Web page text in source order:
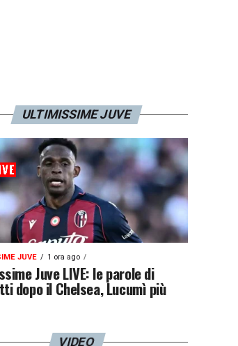
ULTIMISSIME JUVE
JUVE 1 ora ago
Juve LIVE: le parole di
dopo il Chelsea, Lucumì più
VIDEO